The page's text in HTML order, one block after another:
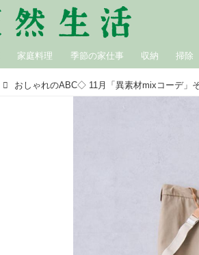
家庭料理 季節の家仕事 収納 掃除